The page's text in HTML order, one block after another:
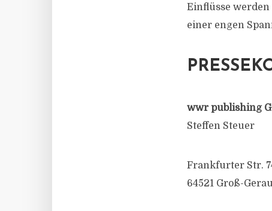
Einflüsse
einer engen
wwr publishing
Steffen Steuer
Frankfurter Str.
64521 Groß-